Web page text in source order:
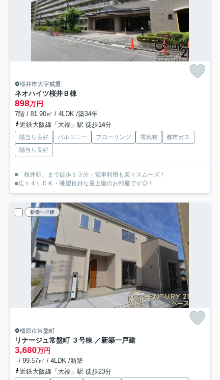
桜井市大字戒重
ネオハイツ桜井Ｂ棟
898万円
7階 / 81.90㎡ / 4LDK /築34年
近鉄大阪線「大福」駅 徒歩14分
陽当り良好 バルコニー フローリング 電気有
都市ガス
陽当り良好
■「桜井駅」まで徒歩１３分・電車利用も楽々スムーズ！
■広々４ＬＤＫ・眺望良好な最上階のお部屋です◎！
新築一戸建
橿原市常盤町
リナージュ常盤町 ３号棟 ／新築一戸建
3,680万円
- / 99.57㎡ / 4LDK /新築
近鉄大阪線「大福」駅 徒歩23分